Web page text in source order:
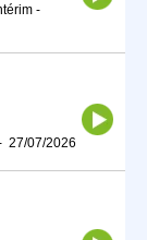
-
27/07/2026